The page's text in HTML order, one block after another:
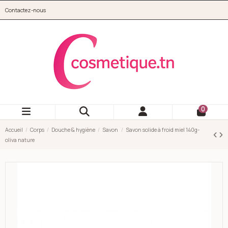
Contactez-nous
0
Accueil Corps Douche & hygiène Savon
Savon solide à froid miel 140g-
oliva nature